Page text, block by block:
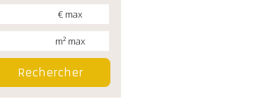
€ max
m² max